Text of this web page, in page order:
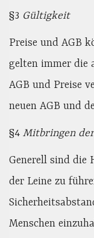
§3 Gültigkeit
Preise und AGB
gelten immer die
AGB und Preise
neuen AGB und
§4 Mitbringen
Generell sind die
der Leine zu
Menschen